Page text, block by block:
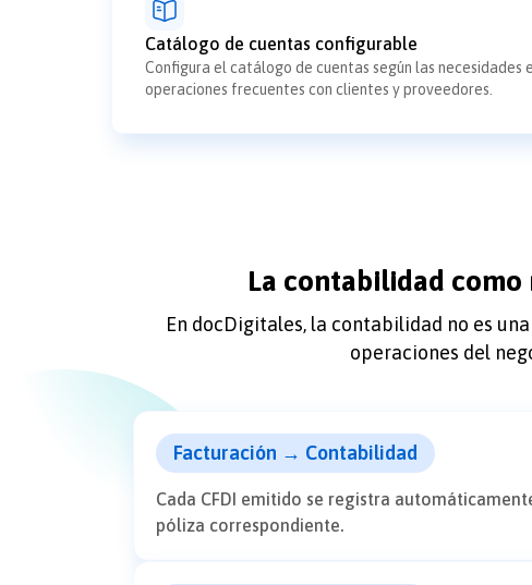
Catálogo de cuentas configurable
Configura el catálogo de cuentas según las
operaciones frecuentes con clientes y proveedores.
La contabilidad
En docDigitales, la contabilidad no es
operaciones del
Facturación → Contabilidad
Cada CFDI emitido se registra
póliza correspondiente.